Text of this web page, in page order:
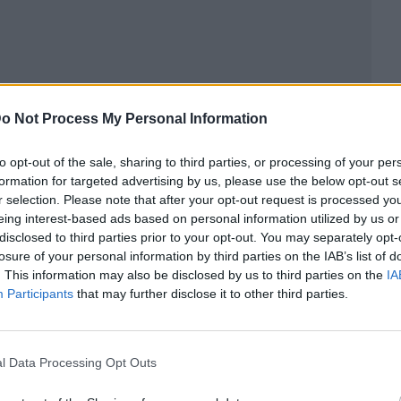
Not Process My Personal Information
opt-out of the sale, sharing to third parties, or processing of your
for targeted advertising by us, please use the below opt-out
selection. Please note that after your opt-out request is processed
interest-based ads based on personal information utilized by us
to third parties prior to your opt-out. You may separately
of your personal information by third parties on the IAB’s list of
This information may also be disclosed by us to third parties on the
Participants that may further disclose it to other third parties.
Data Processing Opt Outs